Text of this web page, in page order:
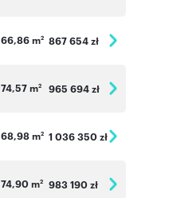
66,86 m2 867 654 zł
74,57 m2 965 694 zł
68,98 m2 1 036 350 zł
74,90 m2 983 190 zł